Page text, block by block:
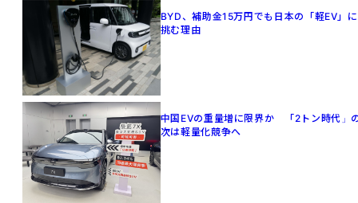
BYD、補助金15万円でも日本の「軽EV」に
挑む理由
中国EVの重量増に限界か 「2トン時代」
次は軽量化競争へ